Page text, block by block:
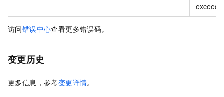
访问错误中心查看更多错误码。
变更历史
更多信息，参考变更详情。